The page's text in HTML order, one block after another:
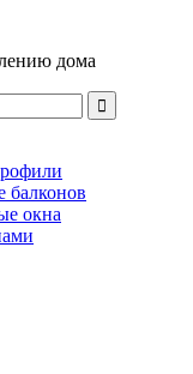
дома
балконов
окна